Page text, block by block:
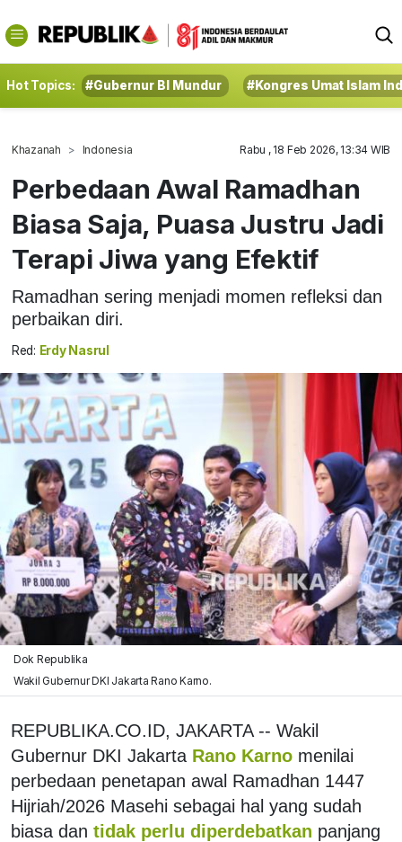
Hot Topics: #Gubernur BI Mundur #Kongres Umat Islam
Khazanah Indonesia Rabu , 18 Feb 2026, 13:34 WIB
Perbedaan Awal Ramadhan
Biasa Saja, Puasa Justru Jadi
Terapi Jiwa yang Efektif
Ramadhan sering menjadi momen refleksi dan
perbaikan diri.
Red: Erdy Nasrul
Dok Republika
Wakil Gubernur DKI Jakarta Rano Karno.
REPUBLIKA.CO.ID, JAKARTA -- Wakil
Gubernur DKI Jakarta Rano Karno menilai
perbedaan penetapan awal Ramadhan 1447
Hijriah/2026 Masehi sebagai hal yang sudah
biasa dan tidak perlu diperdebatkan panjang